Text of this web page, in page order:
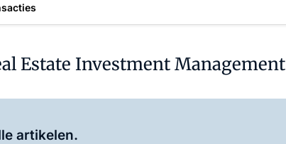
Estate Investment Management
artikelen.